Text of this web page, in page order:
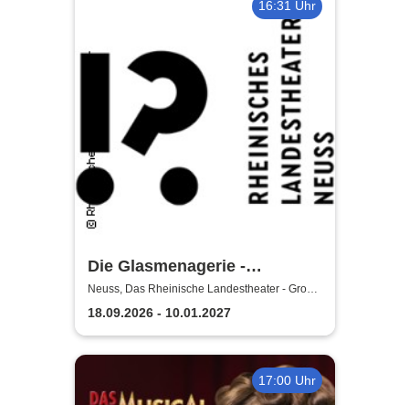
16:31 Uhr
Die Glasmenagerie -
Rheinisches Landestheater
Neuss
Neuss, Das Rheinische Landestheater - Große
Bühne
18.09.2026 - 10.01.2027
17:00 Uhr